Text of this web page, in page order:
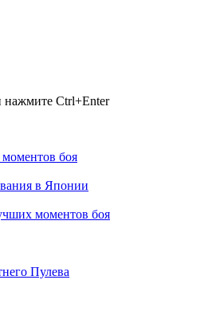
Ctrl+Enter
боя
в Японии
моментов боя
Пулева